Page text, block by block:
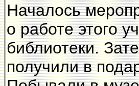
Началось
о работе этого
библиотеки.
получили в